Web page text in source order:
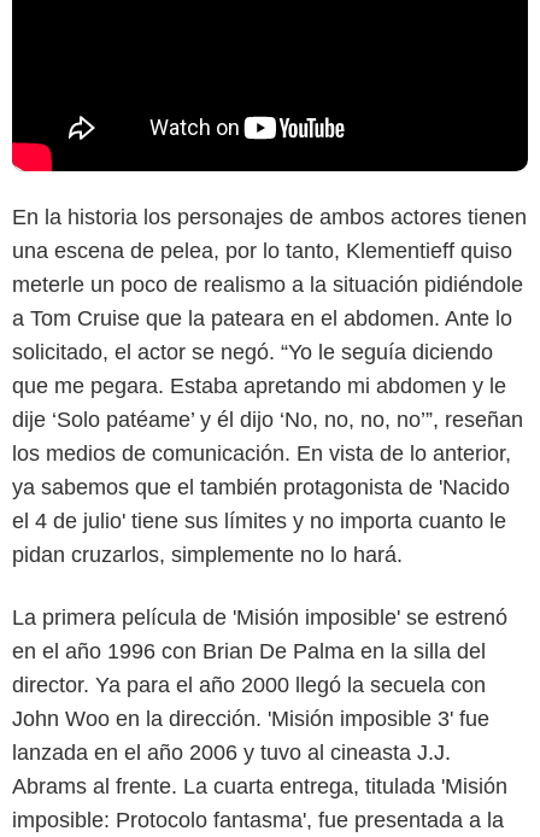
En la historia los personajes de ambos actores tienen
una escena de pelea, por lo tanto, Klementieff quiso
meterle un poco de realismo a la situación pidiéndole
a Tom Cruise que la pateara en el abdomen. Ante lo
solicitado, el actor se negó. “Yo le seguía diciendo
que me pegara. Estaba apretando mi abdomen y le
dije ‘Solo patéame’ y él dijo ‘No, no, no, no’”, reseñan
los medios de comunicación. En vista de lo anterior,
ya sabemos que el también protagonista de 'Nacido
el 4 de julio' tiene sus límites y no importa cuanto le
pidan cruzarlos, simplemente no lo hará.
La primera película de 'Misión imposible' se estrenó
en el año 1996 con Brian De Palma en la silla del
director. Ya para el año 2000 llegó la secuela con
John Woo en la dirección. 'Misión imposible 3' fue
lanzada en el año 2006 y tuvo al cineasta J.J.
Abrams al frente. La cuarta entrega, titulada 'Misión
imposible: Protocolo fantasma', fue presentada a la